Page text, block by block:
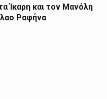
Ίκαρη και τον Μανόλη
Ραφήνα